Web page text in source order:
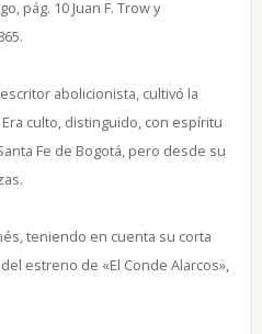
pág. 10 Juan F. Trow y
abolicionista, cultivó la
culto, distinguido, con espíritu
Fe de Bogotá, pero desde su
teniendo en cuenta su corta
estreno de «El Conde Alarcos»,